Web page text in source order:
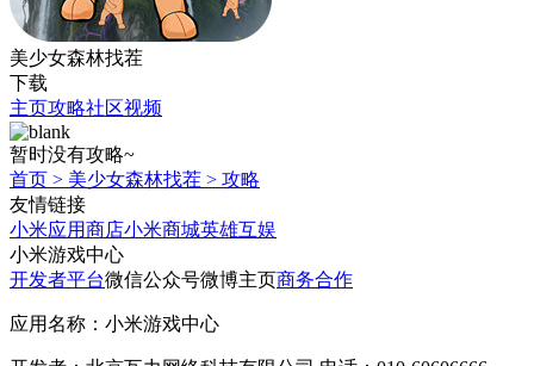
美少女森林找茬
下载
主页攻略社区视频
暂时没有攻略~
首页 > 美少女森林找茬 > 攻略
友情链接
小米应用商店小米商城英雄互娱
小米游戏中心
开发者平台微信公众号微博主页商务合作
应用名称：小米游戏中心